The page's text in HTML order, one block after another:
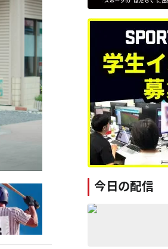
今日の配信